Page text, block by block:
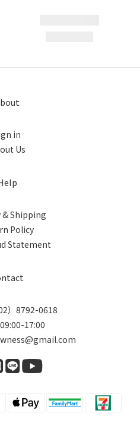
in
Us
& Shipping
Policy
Statement
）8792-0618
17:00